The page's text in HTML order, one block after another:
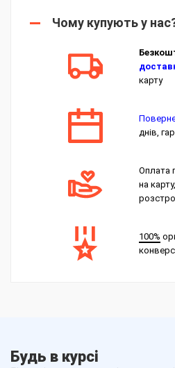
Чому купують у
карту
днів,
Оплата
на
100%
Будь в курсі